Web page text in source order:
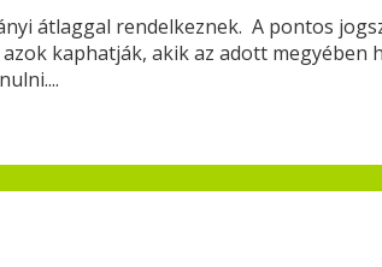
átlaggal rendelkeznek. A pontos
kaphatják, akik az adott megyében